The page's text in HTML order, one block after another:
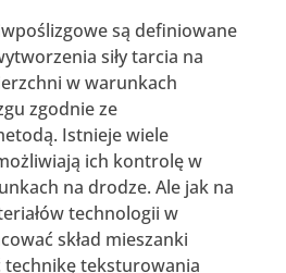
są definiowane
siły tarcia na
w warunkach
zgodnie ze
Istnieje wiele
ich kontrolę w
na drodze. Ale jak na
technologii w
skład mieszanki
teksturowania